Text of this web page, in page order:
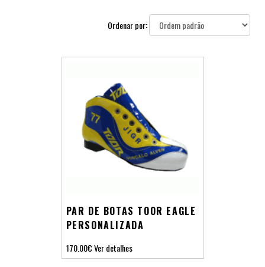
Ordenar por:
PAR DE BOTAS TOOR EAGLE
PERSONALIZADA
170.00€Ver detalhes